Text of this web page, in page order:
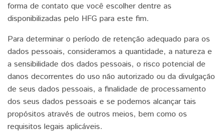
forma de contato que você escolher dentre as
disponibilizadas pelo HFG para este fim.
Para determinar o período de retenção adequado para os
dados pessoais, consideramos a quantidade, a natureza e
a sensibilidade dos dados pessoais, o risco potencial de
danos decorrentes do uso não autorizado ou da divulgação
de seus dados pessoais, a finalidade de processamento
dos seus dados pessoais e se podemos alcançar tais
propósitos através de outros meios, bem como os
requisitos legais aplicáveis.